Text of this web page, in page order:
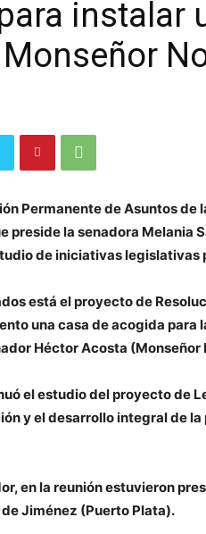
instalar
Permanente de Asuntos de
preside la senadora Melania
de iniciativas legislativas
está el proyecto de
una casa de acogida para
Héctor Acosta (Monseñor
el estudio del proyecto de
y el desarrollo integral de
en la reunión estuvieron
Jiménez (Puerto Plata).